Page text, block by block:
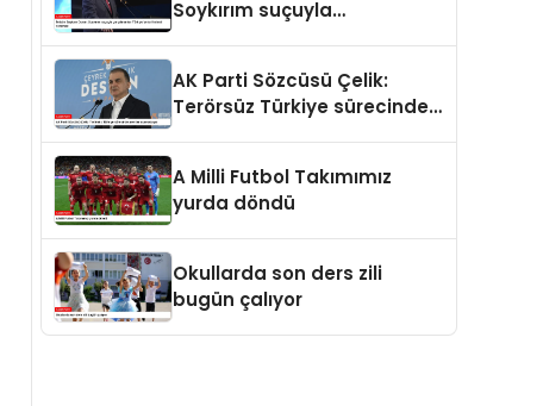
Soykırım suçuyla
AK Parti Sözcüsü Çelik:
Terörsüz Türkiye sürecinde
A Milli Futbol Takımımız
yurda döndü
Okullarda son ders zili
bugün çalıyor